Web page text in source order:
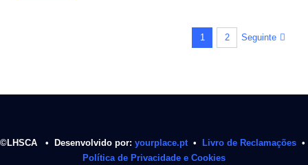
1 2 Seguinte
©LHSCA • Desenvolvido por: yourplace.pt • Livro de Reclamações •
Política de Privacidade e Cookies